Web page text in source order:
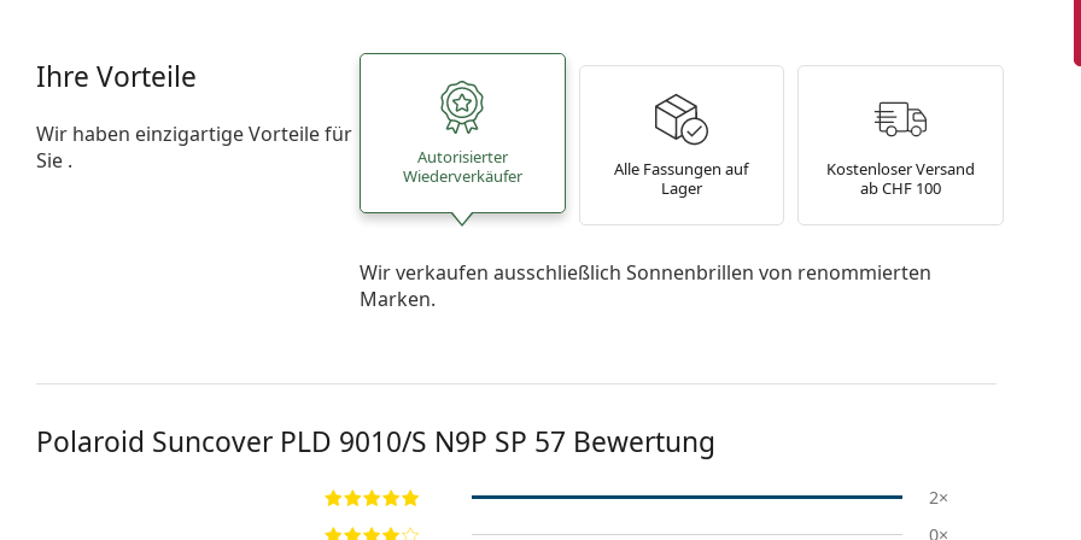
Ihre Vorteile
Wir haben einzigartige Vorteile für
Sie .
Autorisierter
Wiederverkäufer
Alle Fassungen auf
Lager
Kostenloser Versand
ab CHF 100
Wir verkaufen ausschließlich Sonnenbrillen von renommierten
Marken.
Polaroid Suncover PLD 9010/S N9P SP 57 Bewertung
2×
0×